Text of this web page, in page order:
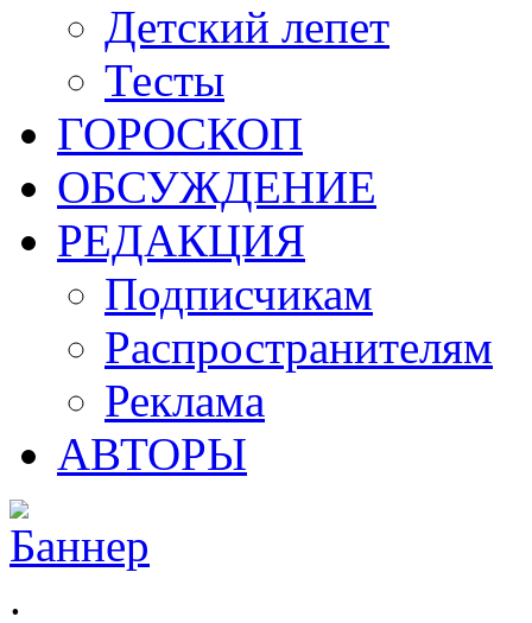
Детский лепет
Тесты
ГОРОСКОП
ОБСУЖДЕНИЕ
РЕДАКЦИЯ
Подписчикам
Распространителям
Реклама
АВТОРЫ
.